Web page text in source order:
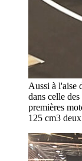
Aussi à l'aise
dans celle
premières
125 cm3